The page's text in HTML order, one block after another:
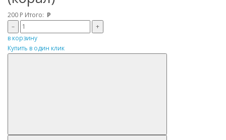
200 Р Итого: Р
–
+
в корзину
Купить в один клик